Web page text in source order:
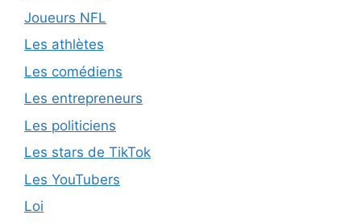
Joueurs NFL
Les athlètes
Les comédiens
Les entrepreneurs
Les politiciens
Les stars de TikTok
Les YouTubers
Loi